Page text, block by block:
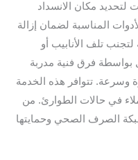
لتحديد مكان الانسداد
المناسبة لضمان إزالة
لتجنب تلف الأنابيب أو
بواسطة فرق فنية مدربة
وسرعة. تتوافر هذه الخدمة
في حالات الطوارئ. من
الصرف الصحي وحمايتها